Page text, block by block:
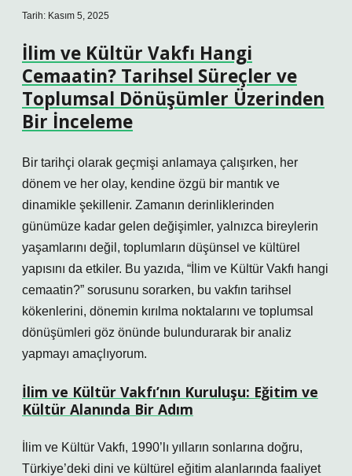
Tarih: Kasım 5, 2025
İlim ve Kültür Vakfı Hangi
Cemaatin? Tarihsel Süreçler ve
Toplumsal Dönüşümler Üzerinden
Bir İnceleme
Bir tarihçi olarak geçmişi anlamaya çalışırken, her
dönem ve her olay, kendine özgü bir mantık ve
dinamikle şekillenir. Zamanın derinliklerinden
günümüze kadar gelen değişimler, yalnızca bireylerin
yaşamlarını değil, toplumların düşünsel ve kültürel
yapısını da etkiler. Bu yazıda, “İlim ve Kültür Vakfı hangi
cemaatin?” sorusunu sorarken, bu vakfın tarihsel
kökenlerini, dönemin kırılma noktalarını ve toplumsal
dönüşümleri göz önünde bulundurarak bir analiz
yapmayı amaçlıyorum.
İlim ve Kültür Vakfı’nın Kuruluşu: Eğitim ve
Kültür Alanında Bir Adım
İlim ve Kültür Vakfı, 1990’lı yılların sonlarına doğru,
Türkiye’deki dini ve kültürel eğitim alanlarında faaliyet